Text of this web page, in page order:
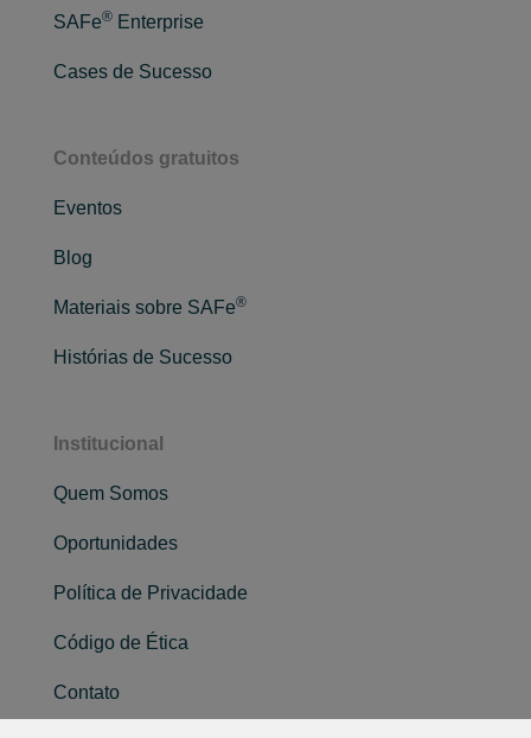
SAFe® Enterprise
Cases de Sucesso
Conteúdos gratuitos
Eventos
Blog
Materiais sobre SAFe®
Histórias de Sucesso
Institucional
Quem Somos
Oportunidades
Política de Privacidade
Código de Ética
Contato